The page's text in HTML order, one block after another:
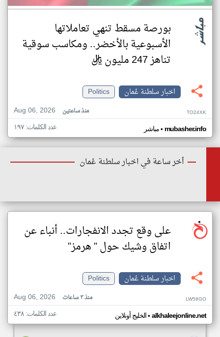
بورصة مسقط تنهي تعاملاتها
الأسبوعية بالأخضر.. ومكاسب سوقية
تناهز 247 مليون ريال
اخبار سلطنة عُمان
Politics
Aug 06, 2026
منذ ساعتين TO24XK
مباشر• mubasher.info عدد الكلمات: ١٩٧
أخر ساعة في اخبار سلطنة عُمان
على وقع تجدد الانفجارات.. أنباء عن
اتفاق وشيك حول " هرمز"
اخبار سلطنة عُمان
Politics
Aug 06, 2026
منذ ٣ ساعات LW58GO
الخليج أونلاين• alkhaleejonline.net عدد الكلمات: ٤٣٨